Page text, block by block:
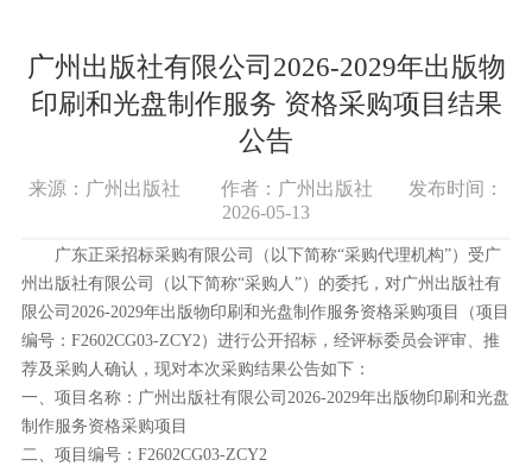
广州出版社有限公司2026-2029年出版物
印刷和光盘制作服务 资格采购项目结果
公告
来源：广州出版社 作者：广州出版社
发布时间：
2026-05-13
广东正采招标采购有限公司（以下简称“采购代理机构”）受广
州出版社有限公司（以下简称“采购人”）的委托，对广州出版社有
限公司2026-2029年出版物印刷和光盘制作服务资格采购项目（项目
编号：F2602CG03-ZCY2）进行公开招标， 经评标委员会评审、推
荐及采购人确认，现对本次采购结果公告如下：
一、项目名称：广州出版社有限公司 2026-2029年出版物印刷和光盘
制作服务资格采购项目
二、项目编号： F2602CG03-ZCY2